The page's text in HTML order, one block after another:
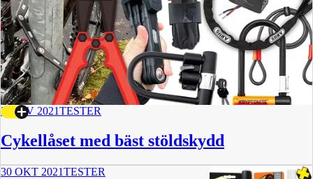
2 NOV 2021TESTER
Cykellåset med bäst stöldskydd
30 OKT 2021TESTER